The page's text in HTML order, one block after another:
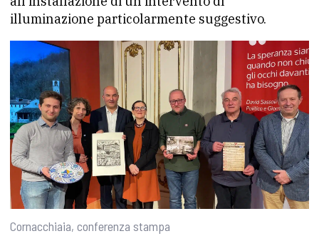
illuminazione particolarmente suggestivo.
Cornacchiaia, conferenza stampa